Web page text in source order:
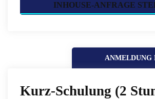
INHOUSE-ANFRAGE
ANMELDUNG
Kurz-Schulung (2